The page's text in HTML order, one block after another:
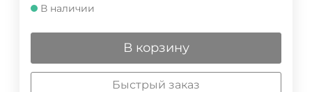
В наличии
В корзину
Быстрый заказ